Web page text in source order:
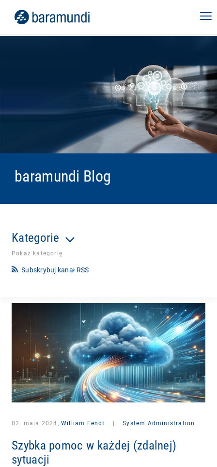
baramundi Blog
Kategorie
Pokaż kategorię
Subskrybuj kanał RSS
02. maja 2024, William Fendt System Administration
Szybka pomoc w każdej (zdalnej)
sytuacji